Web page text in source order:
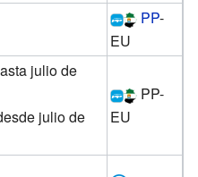
PP-
EU
julio de
julio de
PP-
EU